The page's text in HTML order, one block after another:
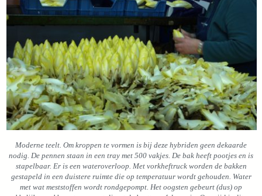
Moderne teelt. Om kroppen te vormen is bij deze hybriden geen dekaarde
nodig. De pennen staan in een tray met 500 vakjes. De bak heeft pootjes en is
stapelbaar. Er is een wateroverloop. Met vorkheftruck worden de bakken
gestapeld in een duistere ruimte die op temperatuur wordt gehouden. Water
met wat meststoffen wordt rondgepompt. Het oogsten gebeurt (dus) op